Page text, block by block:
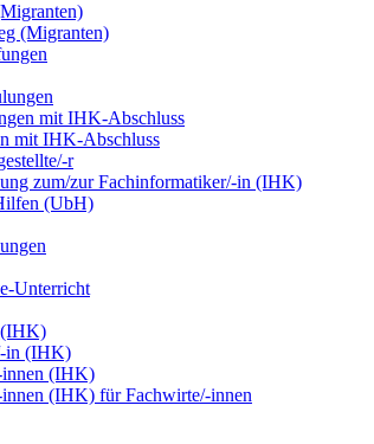
(Migranten)
mit IHK-Abschluss
mit IHK-Abschluss
r
zum/zur Fachinformatiker/-in (IHK)
(UbH)
Unterricht
(IHK)
in (IHK)
innen (IHK)
(IHK) für Fachwirte/-innen